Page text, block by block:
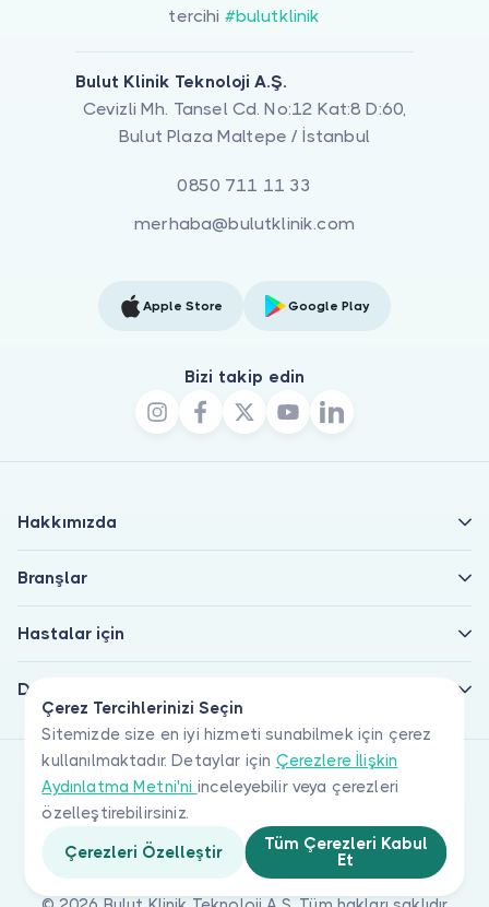
Çerez Tercihlerinizi Seçin
Sitemizde size en iyi hizmeti sunabilmek için çerez
kullanılmaktadır. Detaylar için Çerezlere İlişkin
Aydınlatma Metni'ni inceleyebilir veya çerezleri
özelleştirebilirsiniz.
Çerezleri Özelleştir
Tüm Çerezleri Kabul
Et
tercihi #bulutklinik
Bulut Klinik Teknoloji A.Ş.
Cevizli Mh. Tansel Cd. No:12 Kat:8 D:60,
Bulut Plaza Maltepe / İstanbul
0850 711 11 33
merhaba@bulutklinik.com
Apple Store Google Play
Bizi takip edin
Hakkımızda
Branşlar
Hastalar için
Doktorlar için